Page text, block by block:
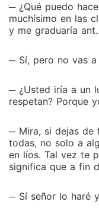
─ ¿Qué puedo
muchísimo en las
y me graduaría
─ Sí, pero no vas a
─ ¿Usted iría a un
respetan? Porque
─ Mira, si dejas de
todas, no solo a
en líos. Tal vez te
significa que a fin
─ Sí señor lo haré